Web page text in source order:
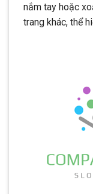
nắm tay hoặc
trang khác, thể